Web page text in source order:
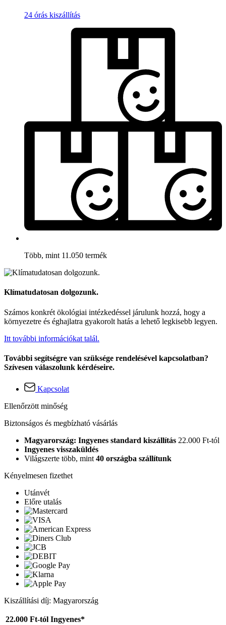
24 órás kiszállítás
Több, mint 11.050 termék
Klímatudatosan dolgozunk.
Számos konkrét ökológiai intézkedéssel járulunk hozzá, hogy a
környezetre és éghajlatra gyakorolt hatás a lehető legkisebb legyen.
Itt további információkat talál.
További segítségre van szüksége rendelésével kapcsolatban?
Szívesen válaszolunk kérdéseire.
Kapcsolat
Ellenőrzött minőség
Biztonságos és megbízható vásárlás
Magyarország: Ingyenes standard kiszállítás 22.000 Ft-tól
Ingyenes visszaküldés
Világszerte több, mint 40 országba szállítunk
Kényelmesen fizethet
Utánvét
Előre utalás
Kiszállítási díj: Magyarország
22.000 Ft-tól Ingyenes*